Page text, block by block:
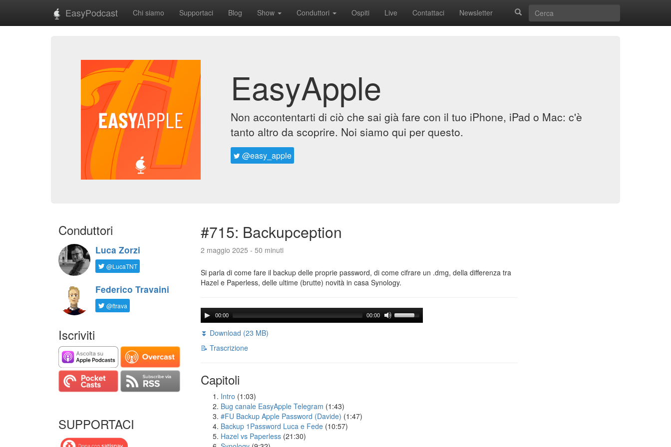
EasyPodcast Chi siamo Supportaci Blog Show Conduttori Ospiti Live Contattaci Newsletter
EasyApple
Non accontentarti di ciò che sai già fare con il tuo iPhone, iPad o Mac: c'è
tanto altro da scoprire. Noi siamo qui per questo.
@easy_apple
Conduttori
Luca Zorzi
@LucaTNT
Federico Travaini
@ftrava
Iscriviti
SUPPORTACI
#715: Backupception
2 maggio 2025 - 50 minuti
Si parla di come fare il backup delle proprie password, di come cifrare un .dmg, della differenza tra
Hazel e Paperless, delle ultime (brutte) novità in casa Synology.
00:00 00:00
⏬ Download (23 MB)
📝 Trascrizione
Capitoli
Intro (1:03)
Bug canale EasyApple Telegram (1:43)
#FU Backup Apple Password (Davide) (1:47)
Backup 1Password Luca e Fede (10:57)
Hazel vs Paperless (21:30)